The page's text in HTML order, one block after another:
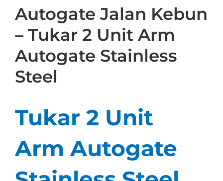
Autogate Jalan Kebun
– Tukar 2 Unit Arm
Autogate Stainless
Steel
Tukar 2 Unit
Arm Autogate